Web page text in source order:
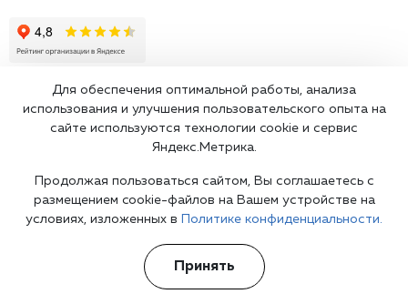
Для обеспечения оптимальной работы, анализа
использования и улучшения пользовательского опыта на
сайте используются технологии cookie и сервис
Яндекс.Метрика.
Продолжая пользоваться сайтом, Вы соглашаетесь с
размещением cookie-файлов на Вашем устройстве на
условиях, изложенных в
Политике конфиденциальности.
Принять